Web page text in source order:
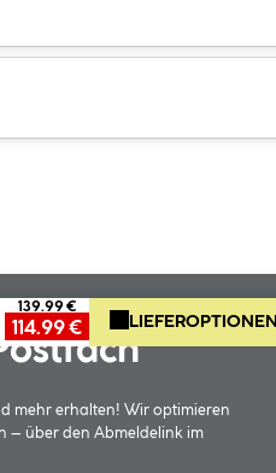
139.99 €
114.99 € LIEFEROPTIONEN
mehr erhalten! Wir optimieren
– über den Abmeldelink im